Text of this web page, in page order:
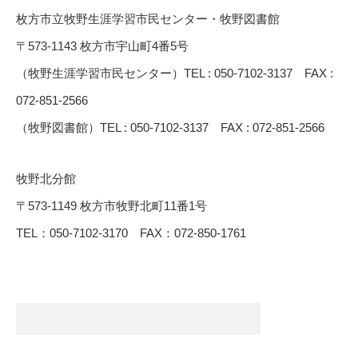
枚方市立牧野生涯学習市民センター・牧野図書館
〒573-1143 枚方市宇山町4番5号
（牧野生涯学習市民センター）TEL : 050-7102-3137 FAX :
072-851-2566
（牧野図書館）TEL : 050-7102-3137 FAX : 072-851-2566
牧野北分館
〒573-1149 枚方市牧野北町11番1号
TEL：050-7102-3170 FAX：072-850-1761